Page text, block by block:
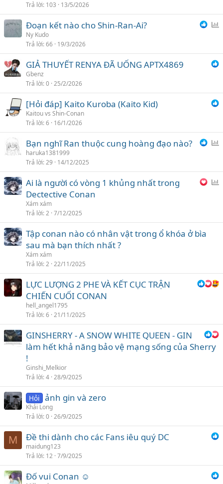
Trả lời 103 13/5/2026
h
c
Đoạn kết nào cho Shin-Ran-Ai?
Ny Kudo
Trả lời 66 19/3/2026
GIẢ THUYẾT RENYA ĐÃ UỐNG APTX4869
Gbenz
Trả lời 0 25/2/2026
[Hỏi đáp] Kaito Kuroba (Kaito Kid)
Kaitou vs Shin-Conan
Trả lời 6 16/1/2026
h
c
Bạn nghĩ Ran thuộc cung hoàng đạo nào?
haruka1381999
Trả lời 29 14/12/2025
c
Ai là người có vòng 1 khủng nhất trong
Dectective Conan
Xám xám
Trả lời 2 7/12/2025
Tập conan nào có nhân vật trong ổ khóa ở bìa
sau mà bạn thích nhất ?
Xám xám
Trả lời 2 22/11/2025
LỰC LƯỢNG 2 PHE VÀ KẾT CỤC TRẬN
CHIẾN CUỐI CONAN
hell_angel1795
Trả lời 6 21/11/2025
GINSHERRY - A SNOW WHITE QUEEN - GIN
làm hết khả năng bảo vệ mạng sống của Sherry
!
Ginshi_Melkior
Trả lời 4 28/9/2025
Hỏi ảnh gin và zero
Khải Long
Trả lời 0 26/9/2025
M Đề thi dành cho các Fans iêu quý DC
maidung123
Trả lời 12 7/9/2025
Đố vui Conan ☺